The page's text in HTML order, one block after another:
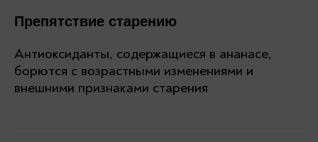
Препятствие старению
Антиоксиданты, содержащиеся в ананасе,
борются с возрастными изменениями и
внешними признаками старения